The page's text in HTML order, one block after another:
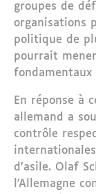
groupes de
organisations
politique de
pourrait
fondamentaux
En réponse à
allemand a
contrôle
d’asile. Olaf
l'Allemagne